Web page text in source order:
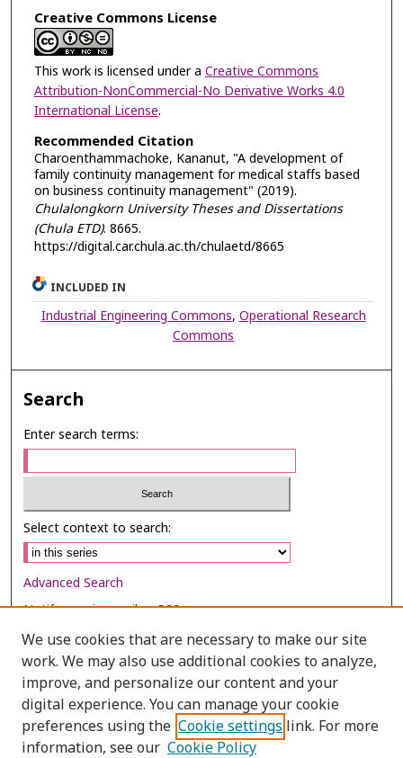
Creative Commons License
This work is licensed under a Creative Commons
Attribution-NonCommercial-No Derivative Works 4.0
International License.
Recommended Citation
Charoenthammachoke, Kananut, "A development of
family continuity management for medical staffs based
on business continuity management" (2019).
Chulalongkorn University Theses and Dissertations
(Chula ETD). 8665.
https://digital.car.chula.ac.th/chulaetd/8665
INCLUDED IN
Industrial Engineering Commons, Operational Research
Commons
Search
Enter search terms:
Select context to search:
Advanced Search
Notify me via email orRSS
Browse
Collections
Disciplines
Authors
We use cookies that are necessary to make our site
work. We may also use additional cookies to analyze,
improve, and personalize our content and your
digital experience. You can manage your cookie
preferences using the Cookie settings link. For more
information, see our Cookie Policy